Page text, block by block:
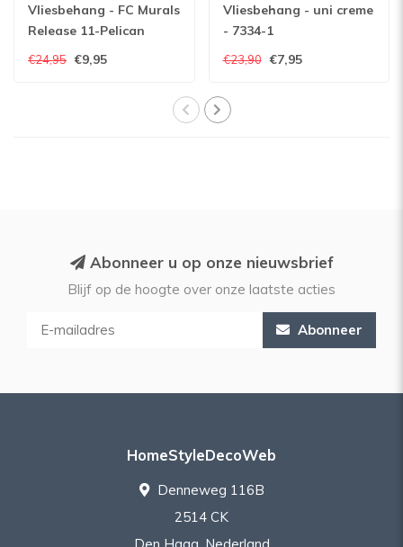
Vliesbehang - FC Murals
Release 11-Pelican
€24,95 €9,95
Vliesbehang - uni creme
- 7334-1
€23,90 €7,95
Abonneer u op onze nieuwsbrief
Blijf op de hoogte over onze laatste acties
Abonneer
HomeStyleDecoWeb
Denneweg 116B
2514 CK
Den Haag, Nederland